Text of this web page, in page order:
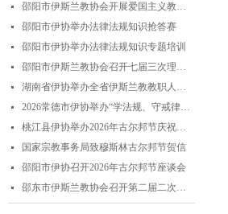
넷 邵阳市伊斯兰教协会开展爱国主义教育实践暨中华优秀传统文化研学活动
넷 邵阳市伊协举办法律法规知识抢答赛
넷 邵阳市伊协举办法律法规知识专题培训
넷 邵阳市伊斯兰教协会召开七届三次理事会
넷 湖南省伊协举办全省伊斯兰教教职人员解经培训暨“学法规、守戒律、重修为、树形象”主题演讲比赛
넷 2026常德市伊协举办“学法规、守戒律、重修为、树形象”专题阿訇培训班 暨阿訇演讲交流赛
넷 桃江县伊协举办2026年古尔邦节庆祝活动
넷 国家宗教事务局致穆斯林古尔邦节贺信
넷 邵阳市伊协召开2026年古尔邦节座谈会
넷 邵东市伊斯兰教协会召开第二届二次理事会